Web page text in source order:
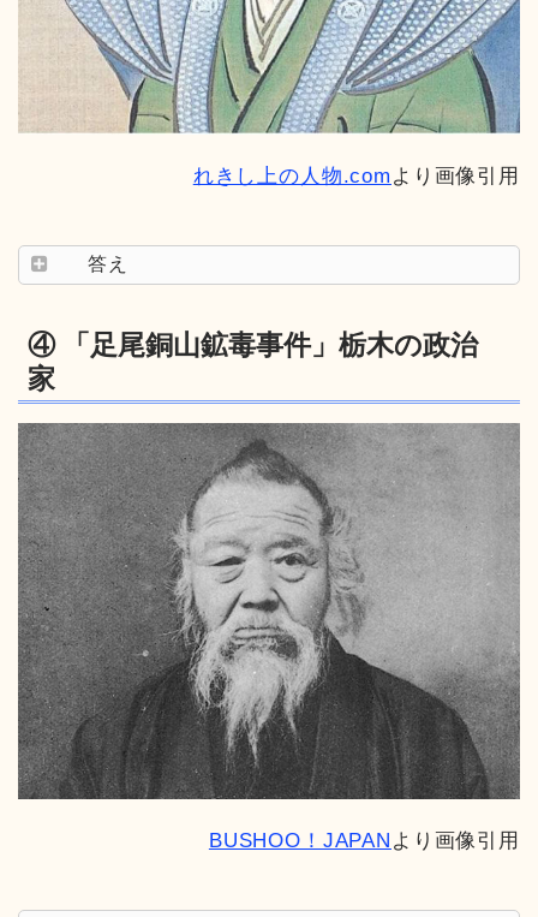
れきし上の人物.com より画像引用
答え
④ 「足尾銅山鉱毒事件」栃木の政治
家
BUSHOO！JAPAN より画像引用